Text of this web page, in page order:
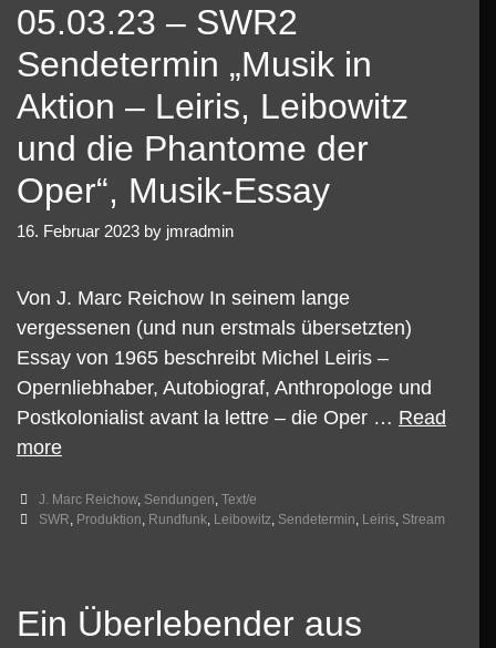
reanimata
vom
12.01.2023
–
René
Leibowitz
05.03.23 – SWR2
Sendetermin „Musik in
Aktion – Leiris, Leibowitz
und die Phantome der
Oper“, Musik-Essay
16. Februar 2023 by jmradmin
Von J. Marc Reichow In seinem lange
vergessenen (und nun erstmals übersetzten)
Essay von 1965 beschreibt Michel Leiris –
Opernliebhaber, Autobiograf, Anthropologe und
Postkolonialist avant la lettre – die Oper … Read
more05.03.23
SWR2
Aktion
Categories
J. Marc Reichow, Sendungen,Text/e
Tags
SWR, Produktion, Rundfunk, Leibowitz, Sendetermin, Leiris, Stream
Ein Überlebender aus